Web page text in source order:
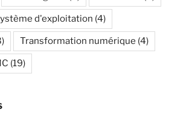
d'exploitation (4)
Transformation numérique (4)
(19)